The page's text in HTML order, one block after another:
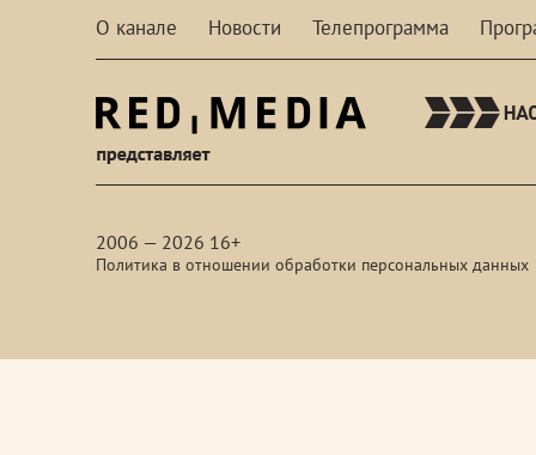
О канале Новости Телепрограмма
2006 — 2026 16+
Политика в отношении обработки персональных данных